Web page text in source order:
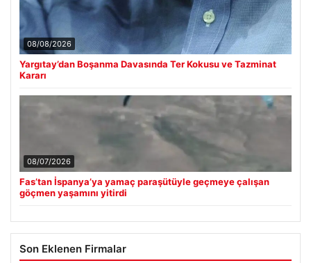
08/08/2026
Yargıtay’dan Boşanma Davasında Ter Kokusu ve Tazminat
Kararı
08/07/2026
Fas’tan İspanya’ya yamaç paraşütüyle geçmeye çalışan
göçmen yaşamını yitirdi
Son Eklenen Firmalar